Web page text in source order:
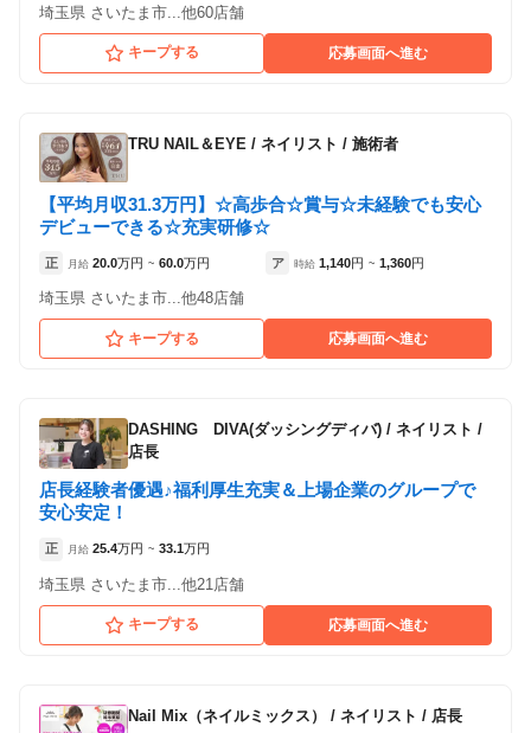
埼玉県 さいたま市...他60店舗
キープする 応募画面へ進む
TRU NAIL＆EYE / ネイリスト / 施術者
【平均月収31.3万円】☆高歩合☆賞与☆未経験でも安心
デビューできる☆充実研修☆
正 月給 20.0万円 ~ 60.0万円 ア 時給 1,140円 ~ 1,360円
埼玉県 さいたま市...他48店舗
キープする 応募画面へ進む
DASHING DIVA(ダッシングディバ) / ネイリスト /
店長
店長経験者優遇♪福利厚生充実＆上場企業のグループで
安心安定！
正 月給 25.4万円 ~ 33.1万円
埼玉県 さいたま市...他21店舗
キープする 応募画面へ進む
Nail Mix（ネイルミックス） / ネイリスト / 店長